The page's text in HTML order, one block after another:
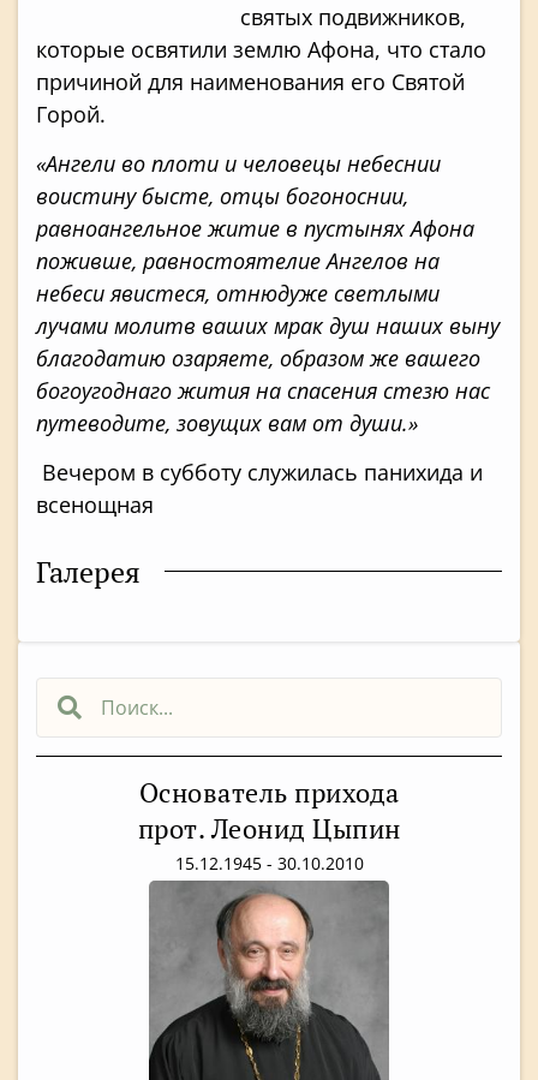
Основатель прихода
прот. Леонид Цыпин
15.12.1945 - 30.10.2010
святых подвижников,
которые освятили землю Афона, что стало
причиной для наименования его Святой
Горой.
«Ангели во плоти и человецы небеснии
воистину бысте, отцы богоноснии,
равноангельное житие в пустынях Афона
поживше, равностоятелие Ангелов на
небеси явистеся, отнюдуже светлыми
лучами молитв ваших мрак душ наших выну
благодатию озаряете, образом же вашего
богоугоднаго жития на спасения стезю нас
путеводите, зовущих вам от души.»
Вечером в субботу служилась панихида и
всенощная
Галерея